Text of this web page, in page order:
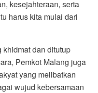
kesejahteraan, serta
harus kita mulai dari
dan ditutup
Pemkot Malang juga
yang melibatkan
wujud kebersamaan